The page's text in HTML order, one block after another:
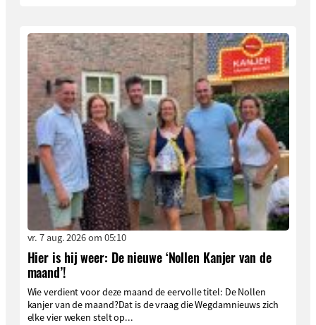
vr. 7 aug. 2026 om 05:10
Hier is hij weer: De nieuwe ‘Nollen Kanjer van de
maand’!
Wie verdient voor deze maand de eervolle titel: De Nollen
kanjer van de maand?Dat is de vraag die Wegdamnieuws zich
elke vier weken stelt op...